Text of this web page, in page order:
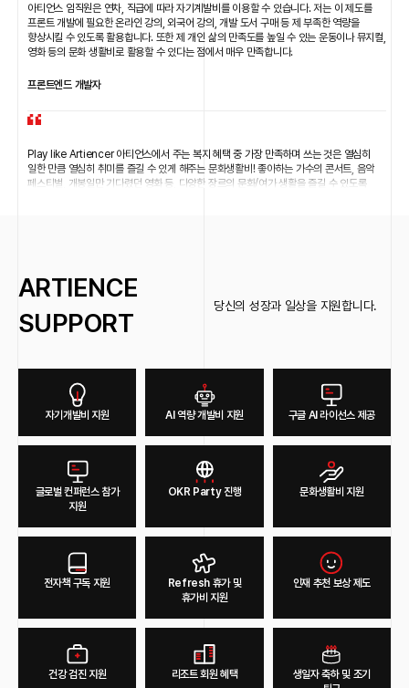
아티언스 임직원은 연차, 직급에 따라 자기계발비를 이용할 수 있습니다. 저는 이 제도를
프론트 개발에 필요한 온라인 강의, 외국어 강의, 개발 도서 구매 등 제 부족한 역량을
향상시킬 수 있도록 활용합니다. 또한 제 개인 삶의 만족도를 높일 수 있는 운동이나 뮤지컬,
영화 등의 문화 생활비로 활용할 수 있다는 점에서 매우 만족합니다.
프론트엔드 개발자
Play like Artiencer 아티언스에서 주는 복지 혜택 중 가장 만족하며 쓰는 것은 열심히
일한 만큼 열심히 취미를 즐길 수 있게 해주는 문화생활비! 좋아하는 가수의 콘서트, 음악
페스티벌, 개봉일만 기다렸던 영화 등, 다양한 장르의 문화/여가 생활을 즐길 수 있도록
제가 좋아하는 아티언스 문화는 AI 사용을 적극적으로 지원해주는 것입니다.
올해 전사 생성형 AI를 도입해 보안 걱정 없이 업무에 활용할 수 있도록 해 주셔서 여러
업무에 유용하게 사용하고 있는데요, 처음에는 업무에 있어 AI를 활용하는 것이 익숙하지
있다는 점도 좋습니다.
광고 운영 담당
아티언스는 커리어 성장에 어떤 도움이 되었나?
업무 요청, 디테일함, 기한 엄수 등 어쩌면 당연하다고 생각되는 가장 기본적인 부분을 정말
SEO Consultant
최신 생성형 AI 솔루션을 공식적으로 도입하고 적용하는 기회를 얻은 것이 가장 큰 성장
동력이 되었습니다. 단순히 새로운 기술을 활용하는 수준을 넘어 담당자들과 꾸준히
소통하여 업무 효율성 향상에 기여했으며, 이와 같은 경험을 통하여 변화에 빠르게
ARTIENCE
SUPPORT
당신의 성장과 일상을 지원합니다.
자기개발비 지원 AI 역량 개발비 지원 구글 AI 라이선스 제공
글로벌 컨퍼런스 참가
지원
OKR Party 진행 문화생활비 지원
전자책 구독 지원
Refresh 휴가 및
휴가비 지원
인재 추천 보상 제도
건강 검진 지원 리조트 회원 혜택
생일자 축하 및 조기